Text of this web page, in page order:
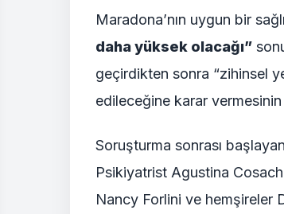
Maradona’nın uygun bir
daha yüksek olacağı”
geçirdikten sonra “zihinsel
edileceğine karar vermesinin
Soruşturma sonrası
Psikiyatrist Agustina
Nancy Forlini ve hemşireler